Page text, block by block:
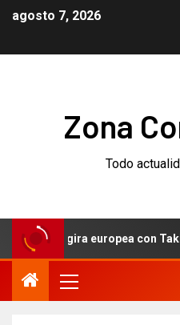
agosto 7, 2026
Zona
Todo
(y gira europea con Taking